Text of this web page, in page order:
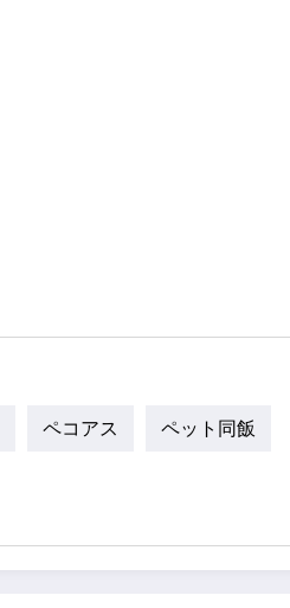
ペコアス ペット同飯